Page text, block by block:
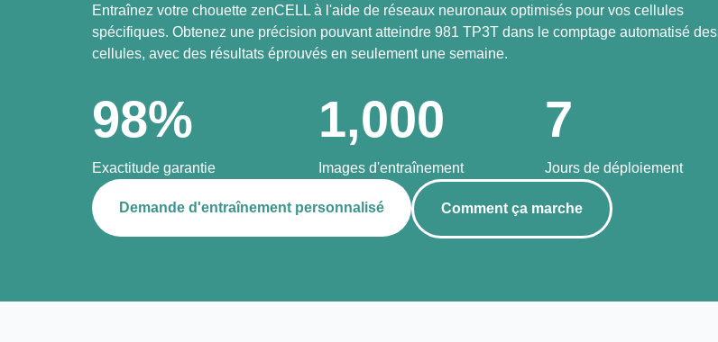
Entraînez votre chouette zenCELL à l'aide de réseaux neuronaux optimisés pour vos cellules
spécifiques. Obtenez une précision pouvant atteindre 981 TP3T dans le comptage automatisé des
cellules, avec des résultats éprouvés en seulement une semaine.
98%
Exactitude garantie
1,000
Images d'entraînement
7
Jours de déploiement
Demande d'entraînement personnalisé Comment ça marche